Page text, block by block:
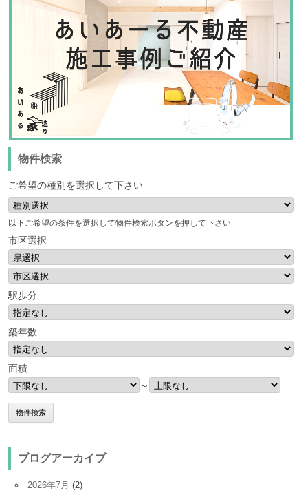
物件検索
ご希望の種別を選択して下さい
以下ご希望の条件を選択して物件検索ボタンを押して下さい
市区選択
駅歩分
築年数
面積
～
ブログアーカイブ
2026年7月 (2)